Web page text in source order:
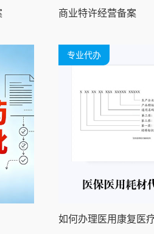
商业特许经营备案
专业代办